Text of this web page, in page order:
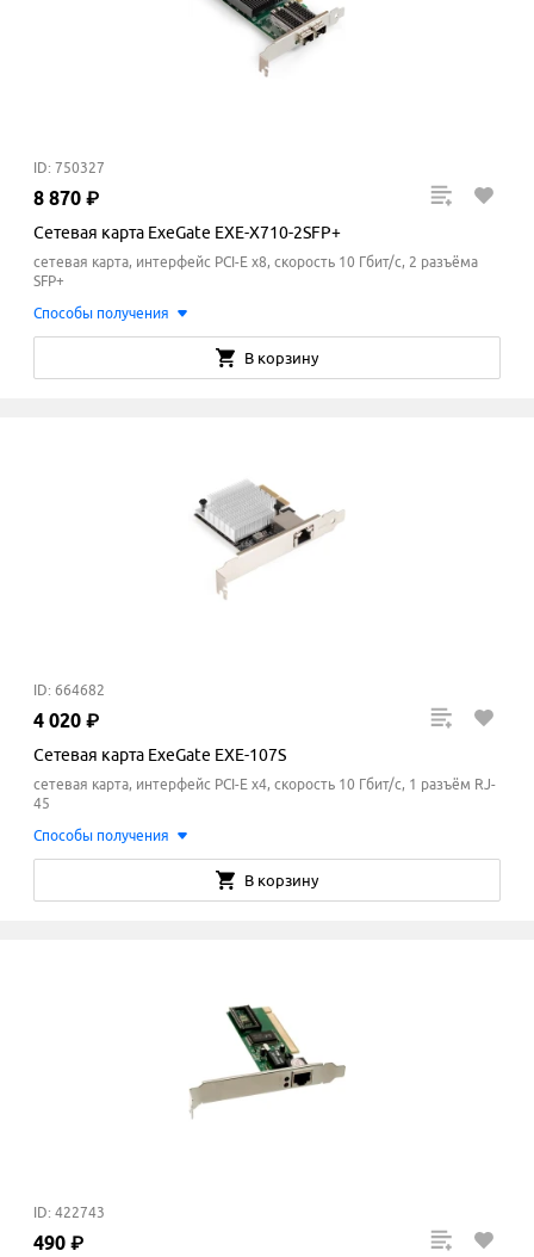
ID: 750327
8 870 ₽
Сетевая карта ExeGate EXE-X710-2SFP+
сетевая карта, интерфейс PCI-E x8, скорость 10 Гбит/с, 2 разъёма
SFP+
Способы получения
В корзину
ID: 664682
4 020 ₽
Сетевая карта ExeGate EXE-107S
сетевая карта, интерфейс PCI-E x4, скорость 10 Гбит/с, 1 разъём RJ-
45
Способы получения
В корзину
ID: 422743
490 ₽